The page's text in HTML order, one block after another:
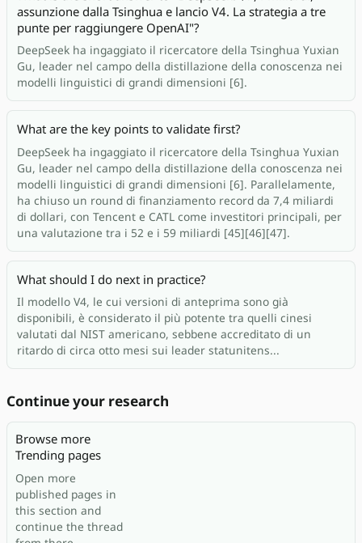
assunzione dalla Tsinghua e lancio V4. La strategia a tre
punte per raggiungere OpenAI"?
DeepSeek ha ingaggiato il ricercatore della Tsinghua Yuxian
Gu, leader nel campo della distillazione della conoscenza nei
modelli linguistici di grandi dimensioni [6].
What are the key points to validate first?
DeepSeek ha ingaggiato il ricercatore della Tsinghua Yuxian
Gu, leader nel campo della distillazione della conoscenza nei
modelli linguistici di grandi dimensioni [6]. Parallelamente,
ha chiuso un round di finanziamento record da 7,4 miliardi
di dollari, con Tencent e CATL come investitori principali, per
una valutazione tra i 52 e i 59 miliardi [45][46][47].
What should I do next in practice?
Il modello V4, le cui versioni di anteprima sono già
disponibili, è considerato il più potente tra quelli cinesi
valutati dal NIST americano, sebbene accreditato di un
ritardo di circa otto mesi sui leader statunitens...
Continue your research
Browse more
Trending pages
Open more
published pages in
this section and
continue the thread